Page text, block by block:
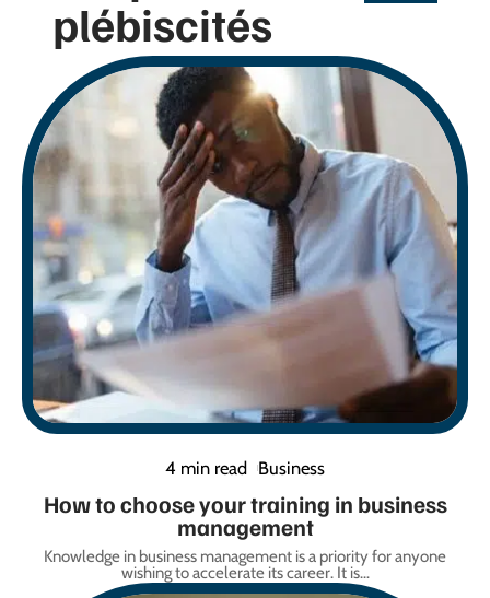
plébiscités
4 min read Business
How to choose your training in business
management
Knowledge in business management is a priority for anyone
wishing to accelerate its career. It is…